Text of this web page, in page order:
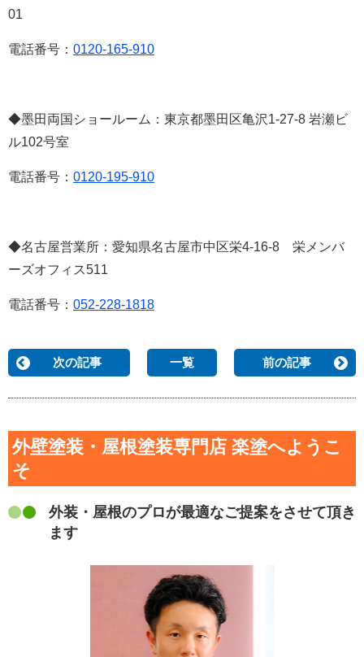
01
電話番号： 0120-165-910
◆墨田両国ショールーム：東京都墨田区亀沢1-27-8 岩瀬ビ
ル102号室
電話番号： 0120-195-910
◆名古屋営業所：愛知県名古屋市中区栄4-16-8 栄メンバ
ーズオフィス511
電話番号： 052-228-1818
次の記事 一覧 前の記事
外壁塗装・屋根塗装専門店 楽塗へようこ
そ
外装・屋根のプロが最適なご提案をさせて頂き
ます